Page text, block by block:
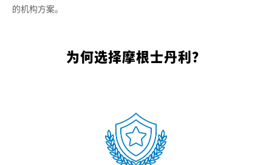
的机构方案。
为何选择摩根士丹利？